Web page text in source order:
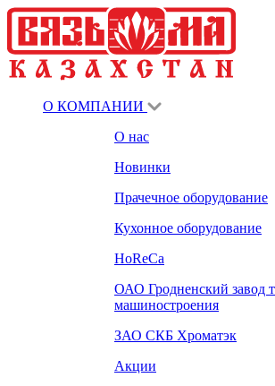
О КОМПАНИИ
О нас
Новинки
Прачечное оборудование
Кухонное оборудование
HoReCa
ОАО Гродненский завод
машиностроения
ЗАО СКБ Хроматэк
Акции